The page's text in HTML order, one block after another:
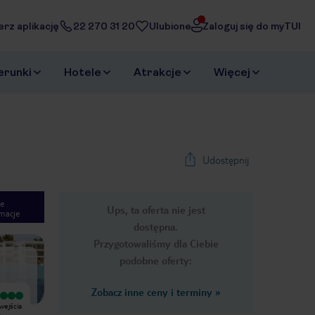
aplikację 22 270 31 20 Ulubione Zaloguj się do myTUI
Hotele Atrakcje Więcej
Udostępnij
Ups, ta oferta nie jest
dostępna.
Przygotowaliśmy dla Ciebie
podobne oferty:
Zobacz inne ceny i terminy »
Next slide
1/14
Wyjątkowy